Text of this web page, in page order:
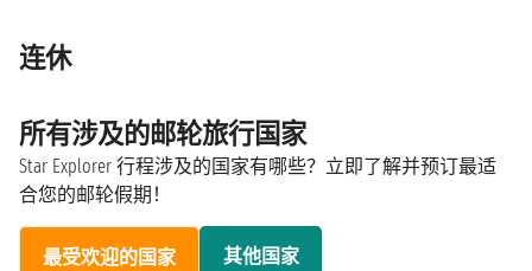
连休
所有涉及的邮轮旅行国家
Star Explorer 行程涉及的国家有哪些？立即了解并预订最适
合您的邮轮假期！
最受欢迎的国家 其他国家